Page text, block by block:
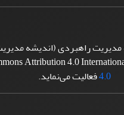
راهبردی (اندیشه
4.0فعالیت می‌نماید.